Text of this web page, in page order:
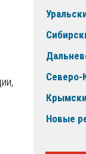
Северо-
Новые